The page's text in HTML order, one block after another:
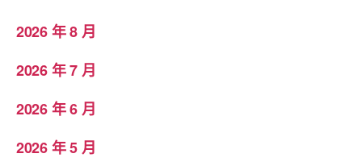
2026 年 8 月
2026 年 7 月
2026 年 6 月
2026 年 5 月